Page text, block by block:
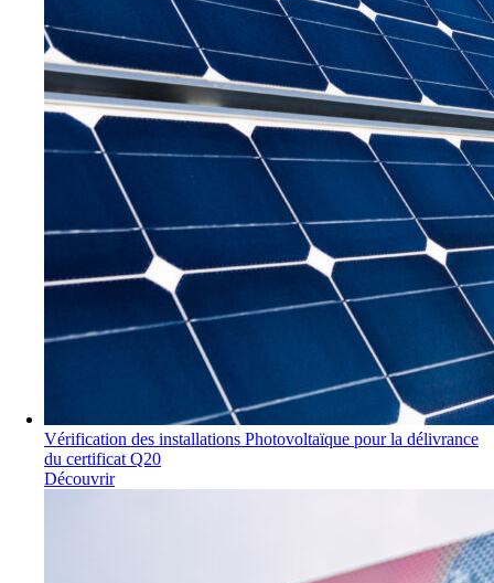
Vérification des installations Photovoltaïque pour la délivrance
du certificat Q20
Découvrir